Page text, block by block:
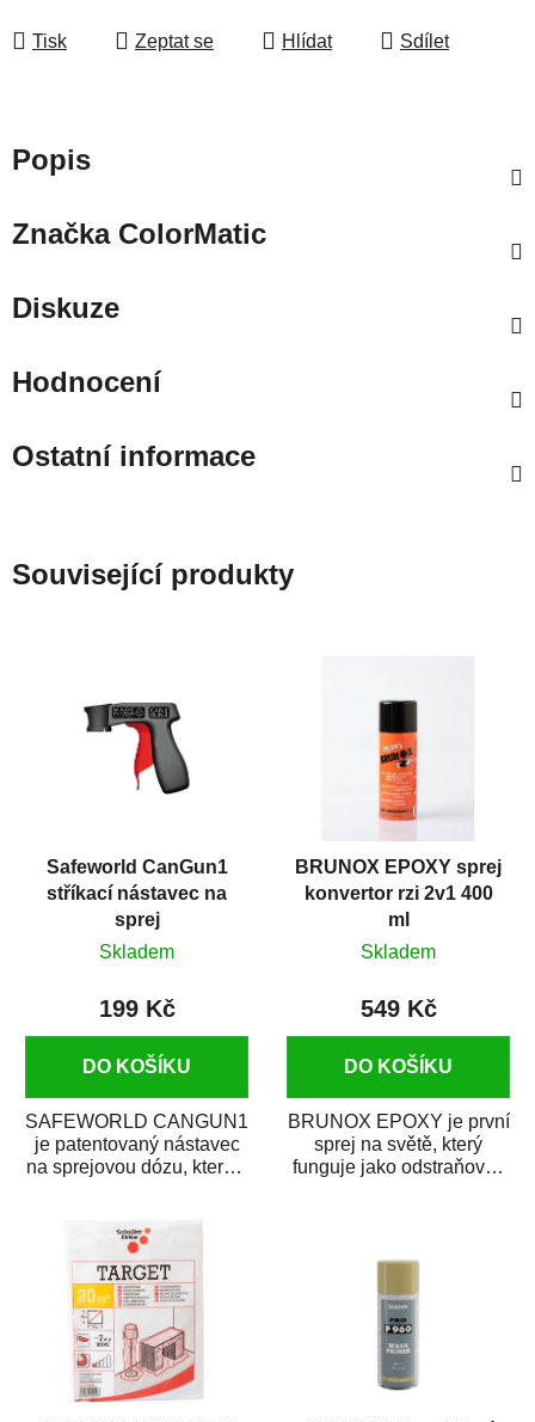
Tisk Zeptat se Hlídat Sdílet
Popis
ZnačkaColorMatic
Diskuze
Hodnocení
Ostatní informace
Související produkty
Safeworld CanGun1
stříkací nástavec na
sprej
Skladem
199 Kč
DO KOŠÍKU
SAFEWORLD CANGUN1
je patentovaný nástavec
na sprejovou dózu, který ji
BRUNOX EPOXY sprej
konvertor rzi 2v1 400
ml
Skladem
549 Kč
DO KOŠÍKU
BRUNOX EPOXY je první
sprej na světě, který
funguje jako odstraňovač